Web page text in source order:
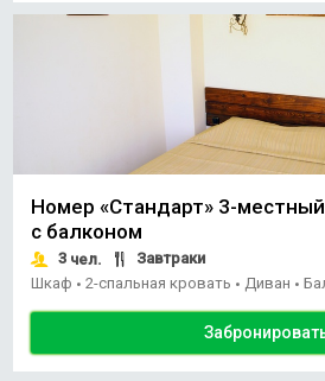
Номер «Стандарт» 3-
с балконом
3 чел.
Завтраки
Шкаф • 2-спальная кровать • Диван •